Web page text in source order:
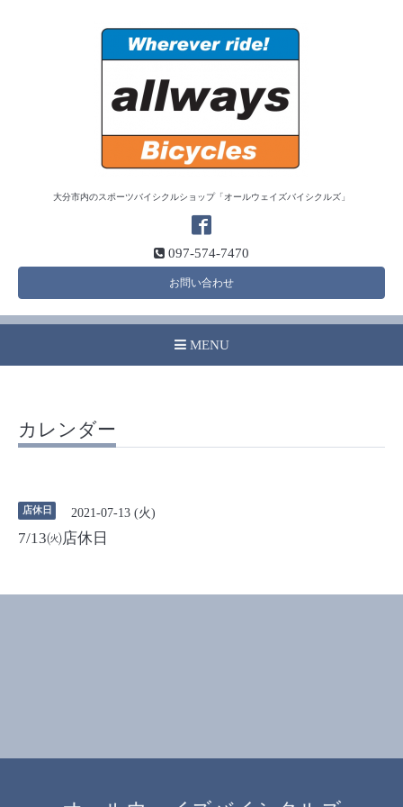
大分市内のスポーツバイシクルショップ「オールウェイズバイシクルズ」
097-574-7470
お問い合わせ
MENU
カレンダー
店休日 2021-07-13 (火)
7/13㈫店休日